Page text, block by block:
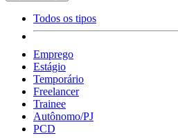
Todos os tipos
Emprego
Estágio
Temporário
Freelancer
Trainee
Autônomo/PJ
PCD